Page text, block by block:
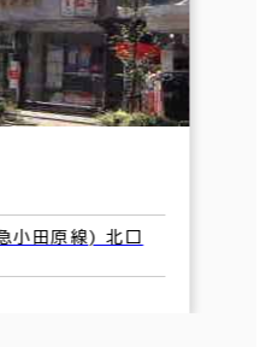
小田原線) 北口